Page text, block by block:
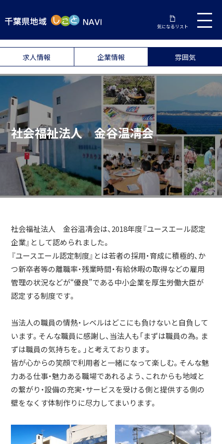
気になるリスト
求人情報 企業情報 雰囲気
社会福祉法人 金谷温凊会
社会福祉法人 金谷温凊会は、2018年度『ユースエール認定
企業』として認められました。
『ユースエール認定制度』とは若者の採用・育成に積極的、か
つ新卒者等の離職率・残業時間・有給休暇の取得などの雇用
管理の状況などが“優良”である中小企業を厚生労働大臣が
認定する制度です。
当法人の職員の情熱・レベルはどこにも負けないと自負して
います。そんな職員に感謝し、当法人も「まずは職員の為。ま
ずは職員の気持ちを。」と考えております。
皆が心からの笑顔で利用者と一緒になって楽しむ。そんな魅
力ある仕事・魅力ある職場であれるよう、これからも地域と
の繋がり・設備の充実・サービスを受ける側と提供する側の
壁をなくす体制作りに尽力してまいります。